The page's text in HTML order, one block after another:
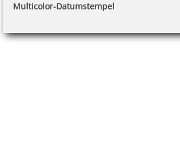
Multicolor-Datumstempel